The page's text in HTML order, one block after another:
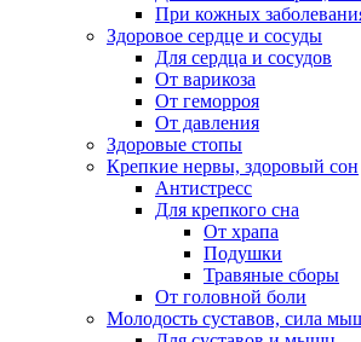
При кожных
Здоровое сердце и сосуды
Для сердца и сосудов
От варикоза
От геморроя
От давления
Здоровые стопы
Крепкие нервы, здоровый сон
Антистресс
Для крепкого сна
От храпа
Подушки
Травяные сборы
От головной боли
Молодость суставов, сила